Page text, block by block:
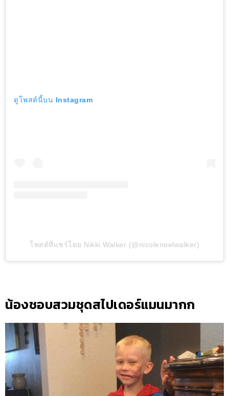
ดูโพสต์นี้บน Instagram
โพสต์ที่แชร์โดย Nikki Walker (@nicolenoelwalker)
น้องชอบสวมชุดสไปเดอร์แมนมากก